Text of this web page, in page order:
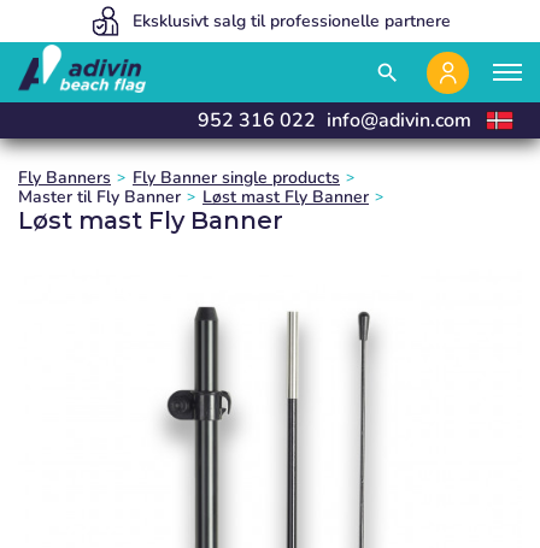
Vi fremstiller og leverer i 24 timer
Eksklusivt salg til professionelle partnere
Vores priser er så lave, fordi vi sælger 100% online
search
952 316 022 info@adivin.com
Fly Banners
Fly Banner single products
Master til Fly Banner
Løst mast Fly Banner
Løst mast Fly Banner